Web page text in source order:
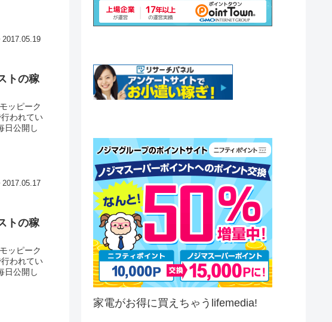
2017.05.19
トの稼
ッピーク
われてい
日公開し
2017.05.17
トの稼
ッピーク
われてい
日公開し
家電がお得に買えちゃうlifemedia!